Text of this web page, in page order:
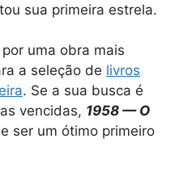
sua primeira estrela.
uma obra mais
a seleção de livros
. Se a sua busca é
vencidas, 1958 — O
ser um ótimo primeiro